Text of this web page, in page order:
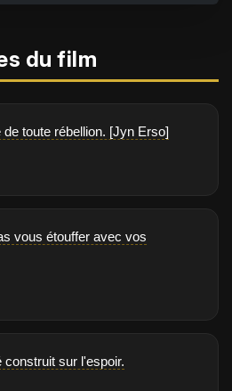
du film
de toute rébellion. [Jyn Erso]
vous étouffer avec vos
construit sur l'espoir.